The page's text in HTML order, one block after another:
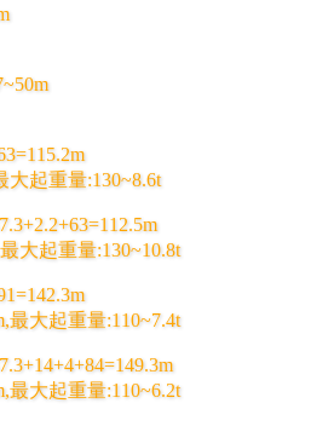
大起重量:130~8.6t
大起重量:130~10.8t
最大起重量:110~7.4t
最大起重量:110~6.2t